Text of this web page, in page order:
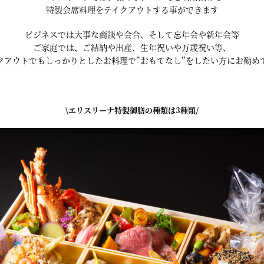
特製会席料理をテイクアウトする事ができます
ビジネスでは大事な商談や会合、そして忘年会や新年会等
ご家庭では、ご結納や出産、生年祝いや万歳祝い等、
アウトでもしっかりとしたお料理で”おもてなし”をしたい方にお勧め
\エリスリーナ特製御膳の種類は3種類/